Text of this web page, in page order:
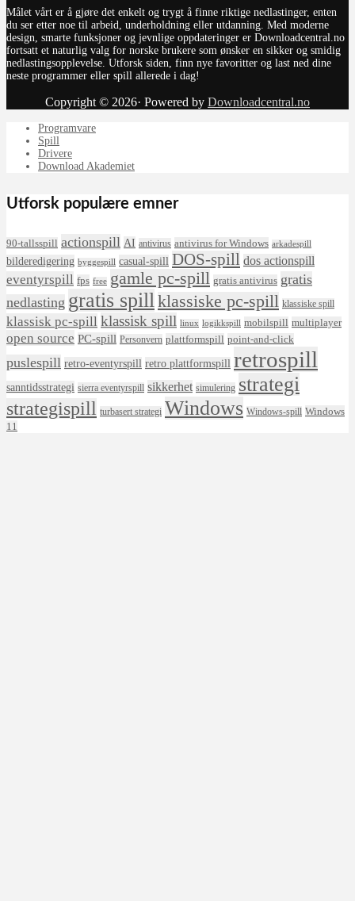
Målet vårt er å gjøre det enkelt og trygt å finne riktige nedlastinger, enten
du ser etter noe til arbeid, underholdning eller utdanning. Med moderne
design, smarte funksjoner og jevnlige oppdateringer er Downloadcentral.no
fortsatt et naturlig valg for norske brukere som ønsker en sikker og smidig
nedlastingsopplevelse. Utforsk siden, finn nye favoritter og last ned dine
neste programmer eller spill allerede i dag!
Copyright © 2026· Powered by Downloadcentral.no
Programvare
Spill
Drivere
Download Akademiet
Utforsk populære emner
90-tallsspill actionspill AI antivirus antivirus for Windows arkadespill
bilderedigering byggespill casual-spill DOS-spill dos actionspill
eventyrspill fps free gamle pc-spill gratis antivirus gratis
nedlasting gratis spillklassiske pc-spill klassiske spill
klassisk pc-spill klassisk spill linux logikkspill mobilspill multiplayer
open source PC-spill Personvern plattformspill point-and-click
puslespill retro-eventyrspill retro plattformspill retrospill
sanntidsstrategi sierra eventyrspill sikkerhet simulering strategi
strategispill turbasert strategi Windows Windows-spill Windows
11